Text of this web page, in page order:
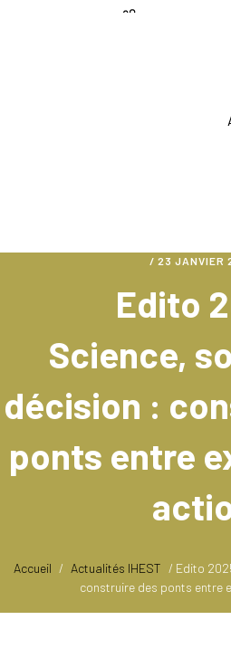
/ 23 JANVIER
Edito
Science,
décision :
ponts entre
Accueil / Actualités IHEST / Edito
construire des ponts entre